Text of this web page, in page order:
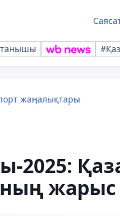
жаңалықтары
2025:
жарыс